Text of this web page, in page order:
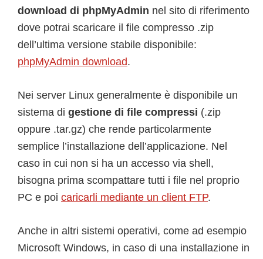
download di phpMyAdmin nel sito di riferimento
dove potrai scaricare il file compresso .zip
dell’ultima versione stabile disponibile:
phpMyAdmin download.
Nei server Linux generalmente è disponibile un
sistema di gestione di file compressi (.zip
oppure .tar.gz) che rende particolarmente
semplice l’installazione dell’applicazione. Nel
caso in cui non si ha un accesso via shell,
bisogna prima scompattare tutti i file nel proprio
PC e poi caricarli mediante un client FTP.
Anche in altri sistemi operativi, come ad esempio
Microsoft Windows, in caso di una installazione in